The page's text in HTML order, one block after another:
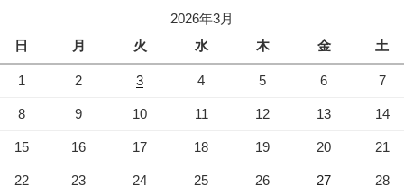
2026年3月
日
月 火 水 木 金 土
1 2 3 4 5 6 7
8 9 10 11 12 13 14
15 16 17 18 19 20 21
22 23 24 25 26 27 28